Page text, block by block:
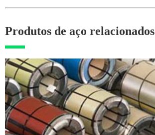
Produtos de aço relacionados